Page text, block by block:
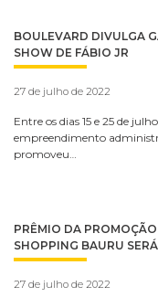
BOULEVARD DIVULGA
SHOW DE FÁBIO JR
27 de julho de 2022
Entre os dias 15 e 25 de
empreendimento
promoveu…
PRÊMIO DA
SHOPPING BAURU
27 de julho de 2022